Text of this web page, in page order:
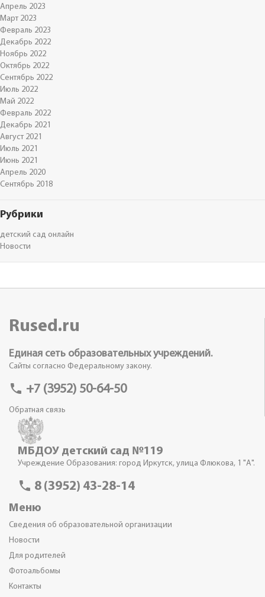
Апрель 2023
Март 2023
Февраль 2023
Декабрь 2022
Ноябрь 2022
Октябрь 2022
Сентябрь 2022
Июль 2022
Май 2022
Февраль 2022
Декабрь 2021
Август 2021
Июль 2021
Июнь 2021
Апрель 2020
Сентябрь 2018
Рубрики
детский сад онлайн
Новости
Rused.ru
Единая сеть образовательных учреждений.
Сайты согласно Федеральному закону.
phone +7 (3952) 50-64-50
Обратная связь
МБДОУ детский сад №119
Учреждение Образования: город Иркутск, улица Флюкова, 1 "А".
phone 8 (3952) 43-28-14
Меню
Сведения об образовательной организации
Новости
Для родителей
Фотоальбомы
Контакты